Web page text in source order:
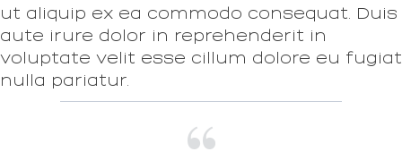
ut aliquip ex ea commodo consequat. Duis
aute irure dolor in reprehenderit in
voluptate velit esse cillum dolore eu fugiat
nulla pariatur.